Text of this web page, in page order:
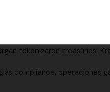
chain.
tokenizaron treasuries;
compliance, operaciones